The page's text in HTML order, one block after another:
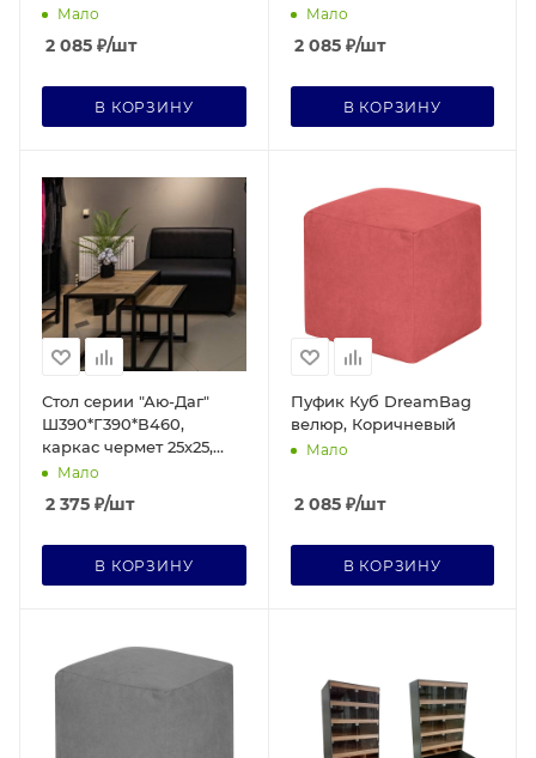
Мало
2 085 ₽/шт
В КОРЗИНУ
Мало
2 085₽/шт
В КОРЗИНУ
Стол серии "Аю-Даг"
Ш390*Г390*В460,
каркас чермет 25х25,
ЛДСП 16 мм Дуб крафт
Мало
2 375 ₽/шт
В КОРЗИНУ
Пуфик Куб DreamBag
велюр, Коричневый
Мало
2 085₽/шт
В КОРЗИНУ